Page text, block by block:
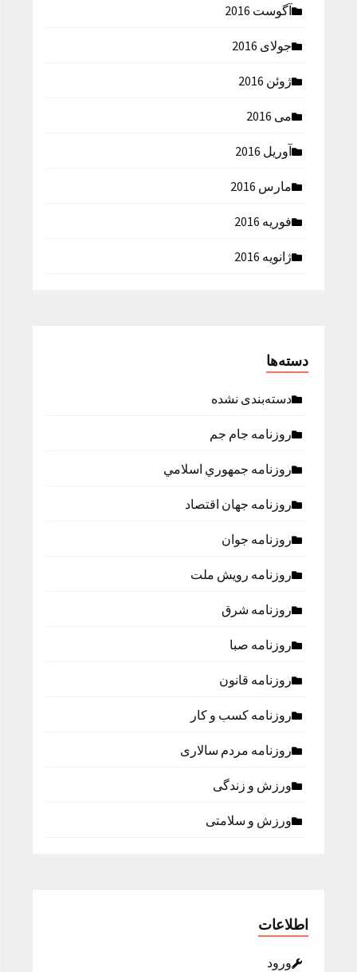
آگوست 2016
جولای 2016
ژوئن 2016
می 2016
آوریل 2016
مارس 2016
فوریه 2016
ژانویه 2016
دسته‌ها
دسته‌بندی نشده
روزنامه جام جم
روزنامه جمهوري اسلامي
روزنامه جهان اقتصاد
روزنامه جوان
روزنامه رویش ملت
روزنامه شرق
روزنامه صبا
روزنامه قانون
روزنامه كسب و كار
روزنامه مردم سالاری
ورزش و زندگی
ورزش و سلامتی
اطلاعات
ورود